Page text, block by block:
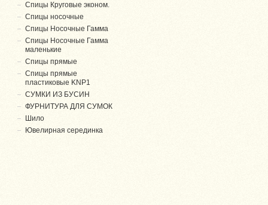
Спицы Круговые эконом.
Спицы носочные
Спицы Носочные Гамма
Спицы Носочные Гамма
маленькие
Спицы прямые
Спицы прямые
пластиковые KNP1
СУМКИ ИЗ БУСИН
ФУРНИТУРА ДЛЯ СУМОК
Шило
Ювелирная серединка